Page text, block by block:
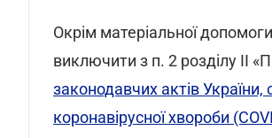
Окрім матеріальної
виключити з п. 2 розділу II
законодавчих актів
коронавірусної хвороби